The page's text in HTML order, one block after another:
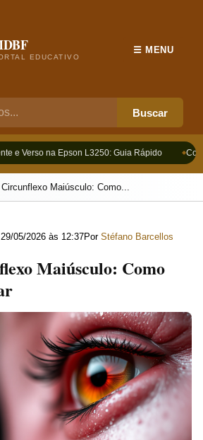
EDUCATIVO
Buscar
☰ MENU
e Verso na Epson L3250: Guia Rápido
Maiúsculo: Como...
29/05/2026 às 12:37Por Stéfano Barcellos
Maiúsculo: Como